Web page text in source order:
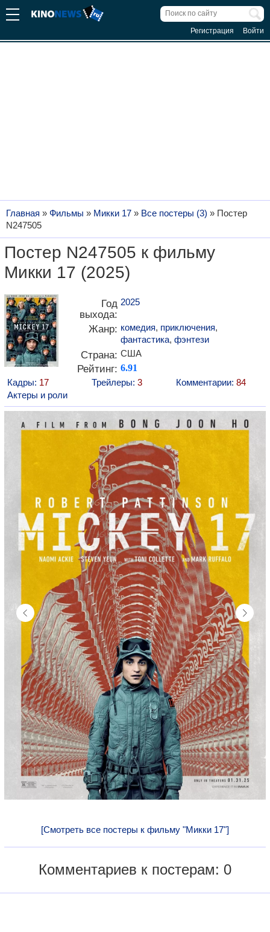
Регистрация Войти
Главная » Фильмы » Микки 17 » Все постеры (3) » Постер
N247505
Постер N247505 к фильму
Микки 17 (2025)
Год
выхода:
2025
Жанр: комедия, приключения,
фантастика, фэнтези
Страна: США
Рейтинг: 6.91
Кадры: 17 Трейлеры: 3 Комментарии: 84
Актеры и роли
[Смотреть все постеры к фильму "Микки 17"]
Комментариев к постерам: 0